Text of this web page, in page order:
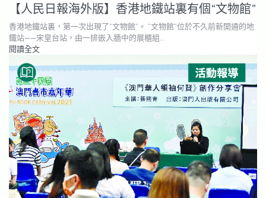
【人民日報海外版】香港地鐵站裏有個“文物館”
香港地鐵站裏，第一次出現了“文物館”。 “文物館”位於不久前新開通的地
鐵站——宋皇台站，由一排嵌入牆中的展櫃組…
閱讀全文